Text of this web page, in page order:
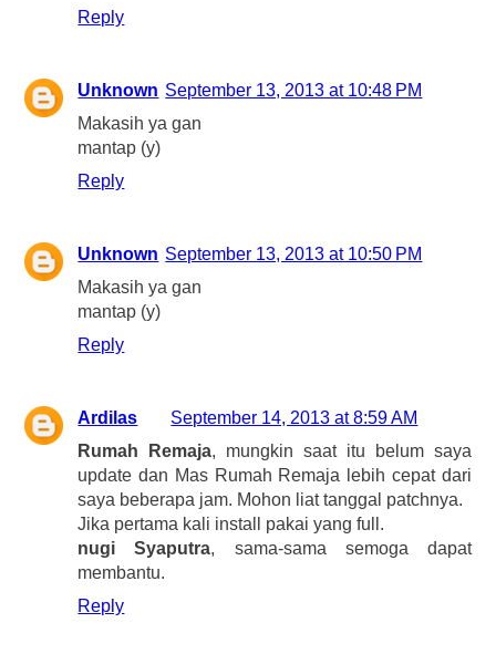
Reply
Unknown September 13, 2013 at 10:48 PM
Makasih ya gan
mantap (y)
Reply
Unknown September 13, 2013 at 10:50 PM
Makasih ya gan
mantap (y)
Reply
Ardilas
September 14, 2013 at 8:59 AM
Rumah Remaja, mungkin saat itu belum saya
update dan Mas Rumah Remaja lebih cepat dari
saya beberapa jam. Mohon liat tanggal patchnya.
Jika pertama kali install pakai yang full.
nugi Syaputra, sama-sama semoga dapat
membantu.
Reply